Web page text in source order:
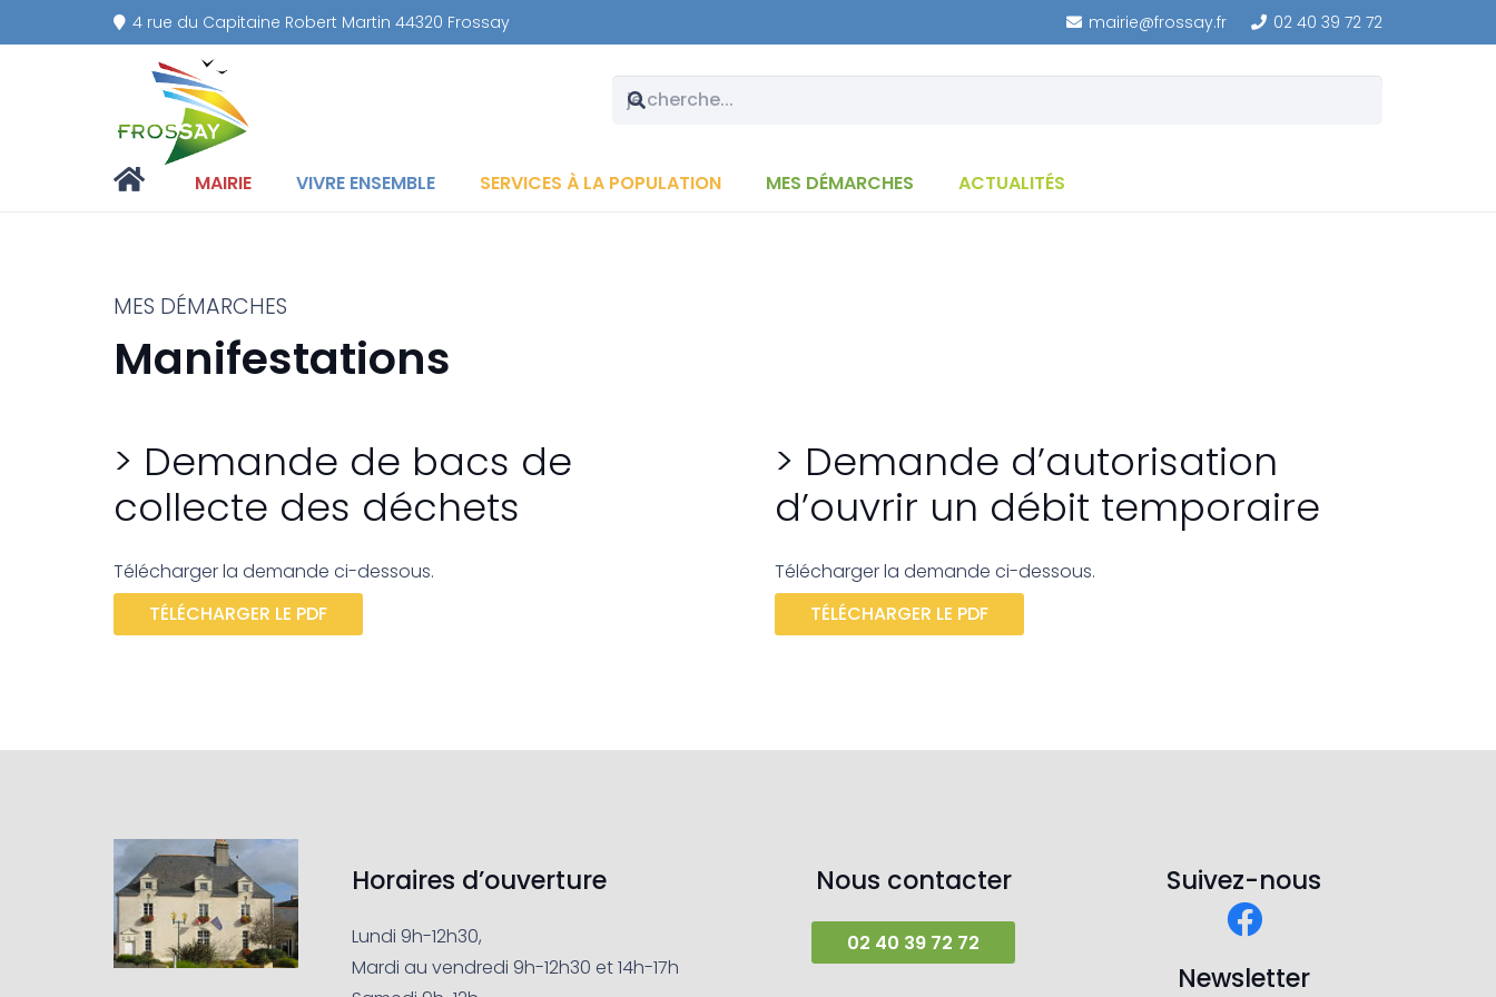
4 rue du Capitaine Robert Martin 44320 Frossay mairie@frossay.fr 02 40 39 72 72
MAIRIE VIVRE ENSEMBLE SERVICES À LA POPULATION MES DÉMARCHES ACTUALITÉS
MES DÉMARCHES
Manifestations
> Demande de bacs de
collecte des déchets
Télécharger la demande ci-dessous.
TÉLÉCHARGER LE PDF
> Demande d’autorisation
d’ouvrir un débit temporaire
Télécharger la demande ci-dessous.
TÉLÉCHARGER LE PDF
Horaires d’ouverture
Lundi 9h-12h30,
Mardi au vendredi 9h-12h30 et 14h-17h
Nous contacter
02 40 39 72 72
Suivez-nous
Newsletter